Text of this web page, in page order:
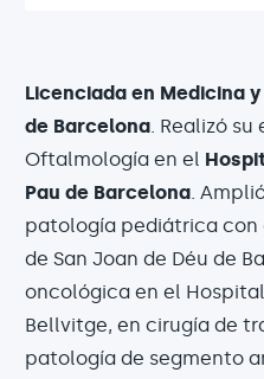
Licenciada en Medicina
de Barcelona. Realizó
Oftalmología en el
Pau de Barcelona.
patología pediátrica con
de San Joan de Déu de
oncológica en el
Bellvitge, en cirugía de
patología de segmento